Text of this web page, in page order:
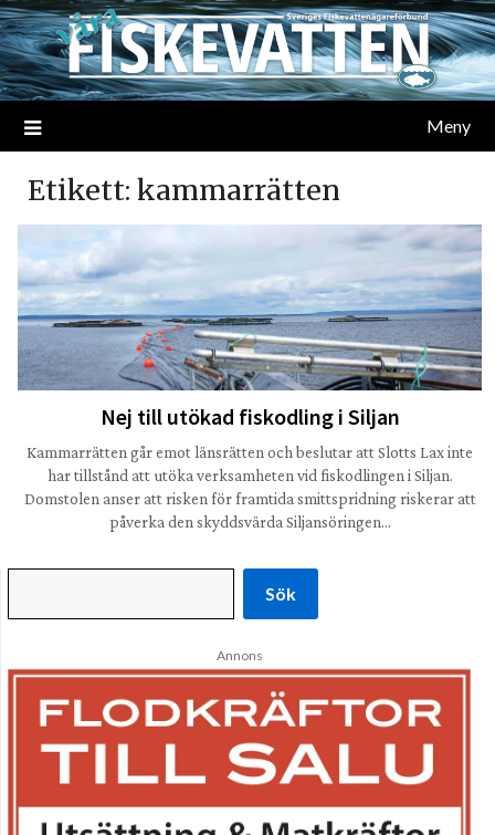
Meny
Etikett: kammarrätten
Nej till utökad fiskodling i Siljan
Kammarrätten går emot länsrätten och beslutar att Slotts Lax inte
har tillstånd att utöka verksamheten vid fiskodlingen i Siljan.
Domstolen anser att risken för framtida smittspridning riskerar att
påverka den skyddsvärda Siljansöringen…
Sök
Annons